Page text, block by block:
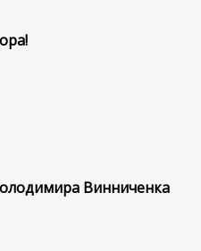
Винниченка